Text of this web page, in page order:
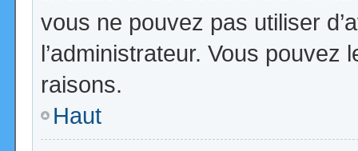
vous ne pouvez pas utiliser
l’administrateur. Vous
raisons.
Haut